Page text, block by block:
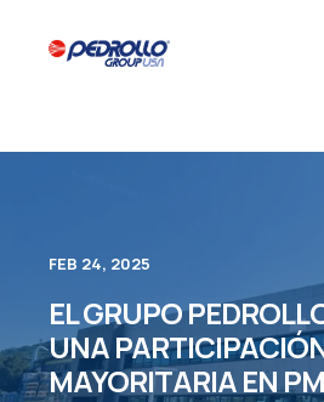
FEB 24, 2025
EL GRUPO
UNA
MAYORITARIA EN PM